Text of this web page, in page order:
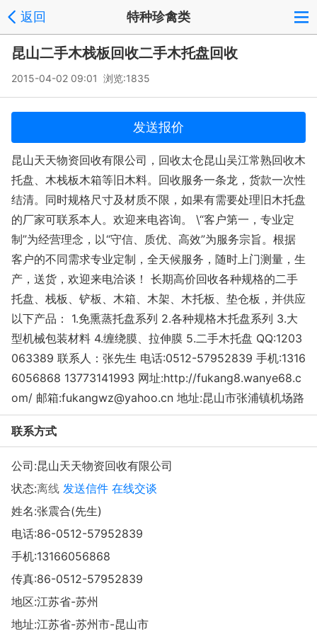
返回 特种珍禽类
昆山二手木栈板回收二手木托盘回收
2015-04-02 09:01 浏览:1835
发送报价
昆山天天物资回收有限公司，回收太仓昆山吴江常熟回收木
托盘、木栈板木箱等旧木料。回收服务一条龙，货款一次性
结清。同时规格尺寸及材质不限，如果有需要处理旧木托盘
的厂家可联系本人。欢迎来电咨询。 \“客户第一，专业定
制”为经营理念，以“守信、质优、高效”为服务宗旨。根据
客户的不同需求专业定制，全天候服务，随时上门测量，生
产，送货，欢迎来电洽谈！ 长期高价回收各种规格的二手
托盘、栈板、铲板、木箱、木架、木托板、垫仓板，并供应
以下产品： 1.免熏蒸托盘系列 2.各种规格木托盘系列 3.大
型机械包装材料 4.缠绕膜、拉伸膜 5.二手木托盘 QQ:1203
063389 联系人：张先生 电话:0512-57952839 手机:1316
6056868 13773141993 网址:http://fukang8.wanye68.c
om/ 邮箱:fukangwz@yahoo.cn 地址:昆山市张浦镇机场路
联系方式
公司:昆山天天物资回收有限公司
状态:离线 发送信件 在线交谈
姓名:张震合(先生)
电话:86-0512-57952839
手机:13166056868
传真:86-0512-57952839
地区:江苏省-苏州
地址:江苏省-苏州市-昆山市